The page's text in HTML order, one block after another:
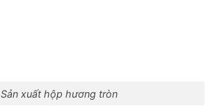
Sản xuất hộp hương tròn